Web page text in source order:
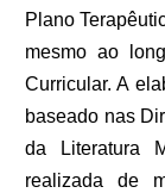
Plano
mesmo ao
Curricular. A
baseado nas
da Literatura
realizada de